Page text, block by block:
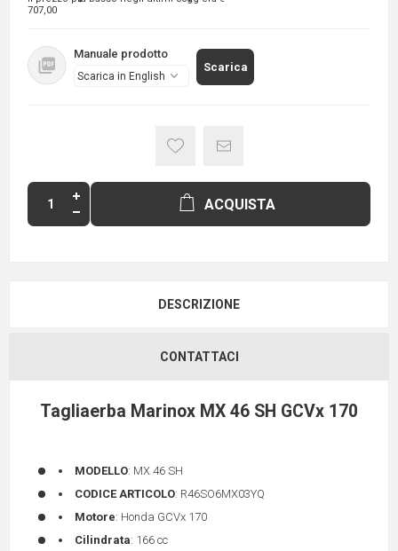
707,00
Manuale prodotto
Scarica
ACQUISTA
DESCRIZIONE
CONTATTACI
Tagliaerba Marinox MX 46 SH GCVx 170
MODELLO: MX 46 SH
CODICE ARTICOLO: R46SO6MX03YQ
Motore: Honda GCVx 170
Cilindrata: 166 cc